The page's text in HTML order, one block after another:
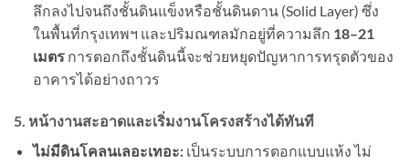
ลึกลงไปจนถึงชั้นดินแข็งหรือชั้นดินดาน (Solid Layer) ซึ่ง
ในพื้นที่กรุงเทพฯ และปริมณฑลมักอยู่ที่ความลึก 18–21
เมตรการตอกถึงชั้นดินนี้จะช่วยหยุดปัญหาการทรุดตัวของ
อาคารได้อย่างถาวร
5. หน้างานสะอาดและเริ่มงานโครงสร้างได้ทันที
ไม่มีดินโคลนเลอะเทอะ:เป็นระบบการตอกแบบแห้ง ไม่